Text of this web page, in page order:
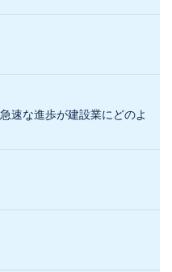
速な進歩が建設業にどのよ